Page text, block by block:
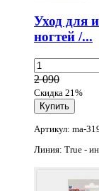
Уход для
ногтей /...
2 090
Скидка 21%
Артикул: ma-
Линия: True -